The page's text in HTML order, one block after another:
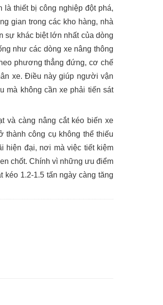
là thiết bị công nghiệp đột phá,
gian trong các kho hàng, nhà
sự khác biệt lớn nhất của dòng
như các dòng xe nâng thông
phương thẳng đứng, cơ chế
xe. Điều này giúp người vận
mà không cần xe phải tiến sát
và càng nâng cắt kéo biến xe
thành công cụ không thể thiếu
hiện đại, nơi mà việc tiết kiệm
chốt. Chính vì những ưu điểm
kéo 1.2-1.5 tấn ngày càng tăng